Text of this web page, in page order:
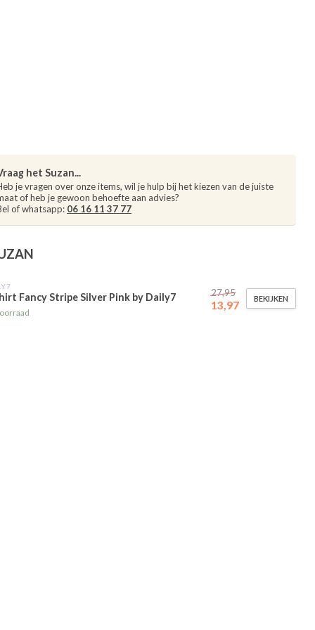
het Suzan...
je vragen over onze items, wil je hulp bij het kiezen van de juiste
of heb je gewoon behoefte aan advies?
of whatsapp: 06 16 11 37 77
Fancy Stripe Silver Pink by Daily7 27,95
13,97
BEKIJKEN